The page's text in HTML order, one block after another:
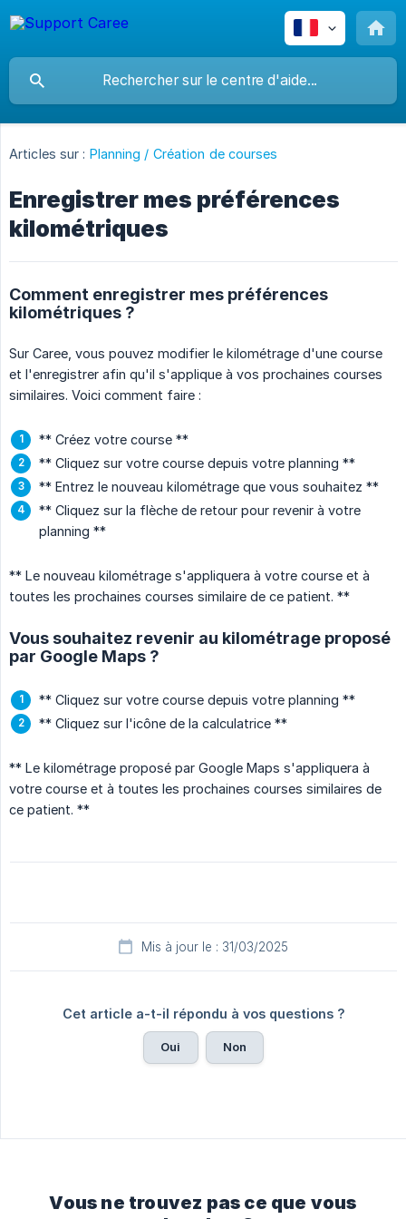
Articles sur : Planning / Création de courses
Enregistrer mes préférences
kilométriques
Comment enregistrer mes préférences
kilométriques ?
Sur Caree, vous pouvez modifier le kilométrage d'une course
et l'enregistrer afin qu'il s'applique à vos prochaines courses
similaires. Voici comment faire :
** Créez votre course **
** Cliquez sur votre course depuis votre planning **
** Entrez le nouveau kilométrage que vous souhaitez **
** Cliquez sur la flèche de retour pour revenir à votre
planning **
** Le nouveau kilométrage s'appliquera à votre course et à
toutes les prochaines courses similaire de ce patient. **
Vous souhaitez revenir au kilométrage proposé
par Google Maps ?
** Cliquez sur votre course depuis votre planning **
** Cliquez sur l'icône de la calculatrice **
** Le kilométrage proposé par Google Maps s'appliquera à
votre course et à toutes les prochaines courses similaires de
ce patient. **
Mis à jour le : 31/03/2025
Cet article a-t-il répondu à vos questions ?
Oui Non
Vous ne trouvez pas ce que vous